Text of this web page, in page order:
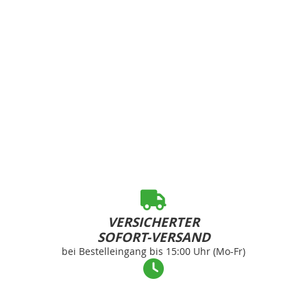
VERSICHERTER
SOFORT-VERSAND
bei Bestelleingang bis 15:00 Uhr (Mo-Fr)